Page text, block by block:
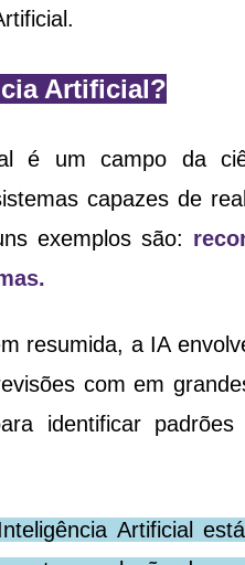
Artificial?
é um campo da
capazes de
exemplos são:
resumida, a IA
com em
identificar
Artificial